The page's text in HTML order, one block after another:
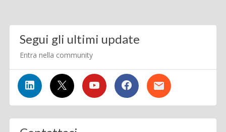
Segui gli ultimi update
Entra nella community